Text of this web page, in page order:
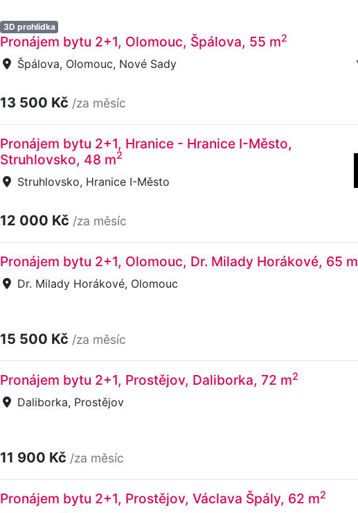
3D prohlídka
Pronájem bytu 2+1, Olomouc, Špálova, 55 m2
Špálova, Olomouc, Nové Sady
13 500 Kč /za měsíc
Pronájem bytu 2+1, Hranice - Hranice I-Město,
Struhlovsko, 48 m2
Struhlovsko, Hranice I-Město
12 000 Kč /za měsíc
Pronájem bytu 2+1, Olomouc, Dr. Milady Horákové, 65 m
Dr. Milady Horákové, Olomouc
15 500 Kč /za měsíc
Pronájem bytu 2+1, Prostějov, Daliborka, 72 m2
Daliborka, Prostějov
11 900 Kč /za měsíc
Pronájem bytu 2+1, Prostějov, Václava Špály, 62 m2